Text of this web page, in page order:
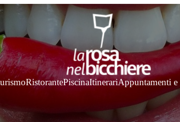
RistorantePiscinaItinerariAppuntamenti e